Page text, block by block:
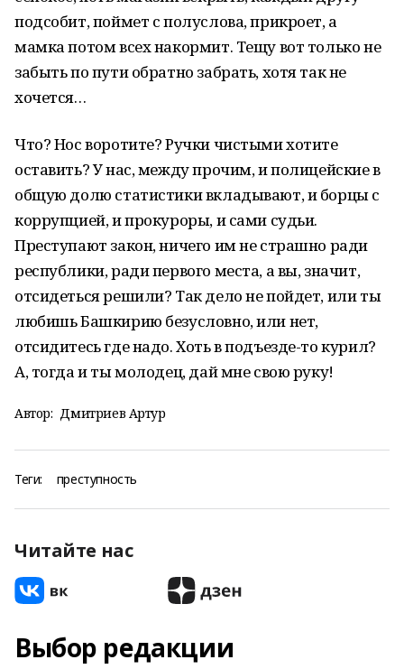
подсобит, поймет с полуслова, прикроет, а
мамка потом всех накормит. Тещу вот только не
забыть по пути обратно забрать, хотя так не
хочется…
Что? Нос воротите? Ручки чистыми хотите
оставить? У нас, между прочим, и полицейские в
общую долю статистики вкладывают, и борцы с
коррупцией, и прокуроры, и сами судьи.
Преступают закон, ничего им не страшно ради
республики, ради первого места, а вы, значит,
отсидеться решили? Так дело не пойдет, или ты
любишь Башкирию безусловно, или нет,
отсидитесь где надо. Хоть в подъезде-то курил?
А, тогда и ты молодец, дай мне свою руку!
Автор: Дмитриев Артур
Теги: преступность
Читайте нас
Выбор редакции